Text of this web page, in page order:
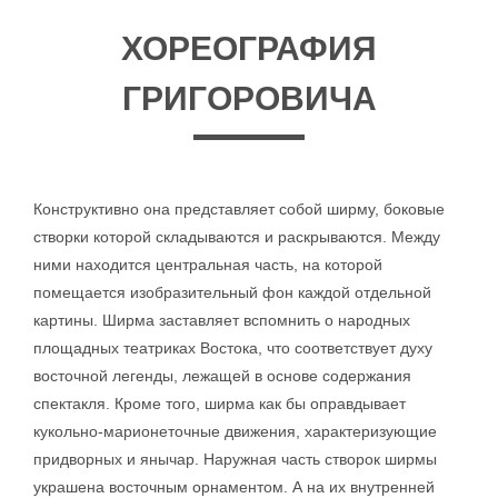
ХОРЕОГРАФИЯ
ГРИГОРОВИЧА
Конструктивно она представляет собой ширму, боковые
створки которой складываются и раскрываются. Между
ними находится центральная часть, на которой
помещается изобразительный фон каждой отдельной
картины. Ширма заставляет вспомнить о народных
площадных театриках Востока, что соответствует духу
восточной легенды, лежащей в основе содержания
спектакля. Кроме того, ширма как бы оправдывает
кукольно-марионеточные движения, характеризующие
придворных и янычар. Наружная часть створок ширмы
украшена восточным орнаментом. А на их внутренней